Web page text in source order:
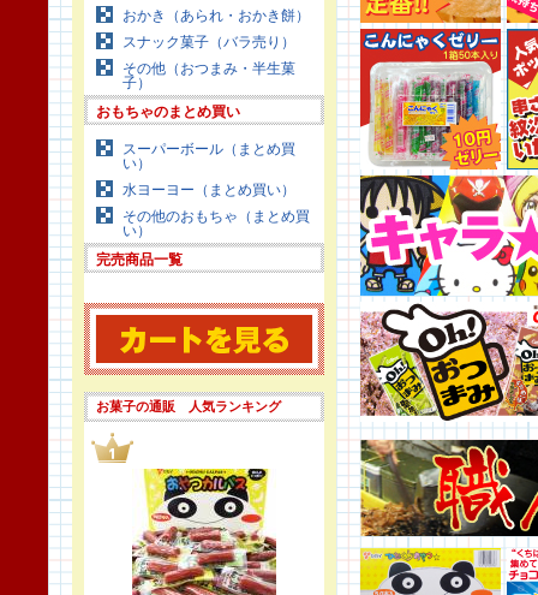
おかき（あられ・おかき餅）
スナック菓子（バラ売り）
その他（おつまみ・半生菓
子）
おもちゃのまとめ買い
スーパーボール（まとめ買
い）
水ヨーヨー（まとめ買い）
その他のおもちゃ（まとめ買
い）
完売商品一覧
お菓子の通販 人気ランキング